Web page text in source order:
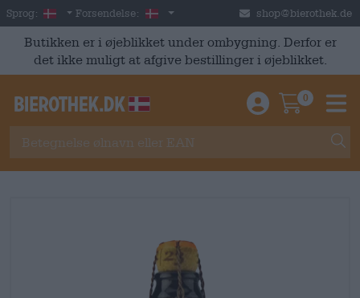
Skip to main content
Sprog: Danish
Forsendelse: Danmark shop@bierothek.de
Butikken er i øjeblikket under ombygning. Derfor er
det ikke muligt at afgive bestillinger i øjeblikket.
Einloggen /
0